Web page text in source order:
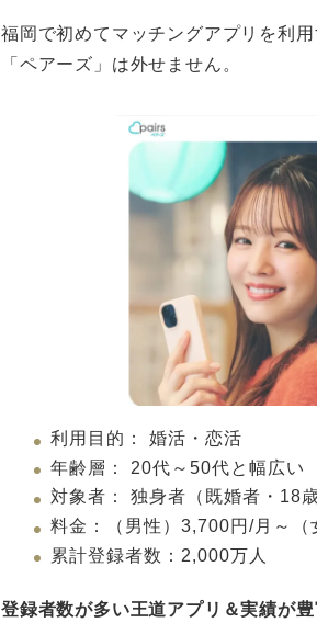
福岡で初めてマッチングアプリを利
「ペアーズ」は外せません。
利用目的： 婚活・恋活
年齢層： 20代～50代と幅広い
対象者： 独身者（既婚者・18
料金：（男性）3,700円/月～（
累計登録者数：2,000万人
登録者数が多い王道アプリ＆実績が豊